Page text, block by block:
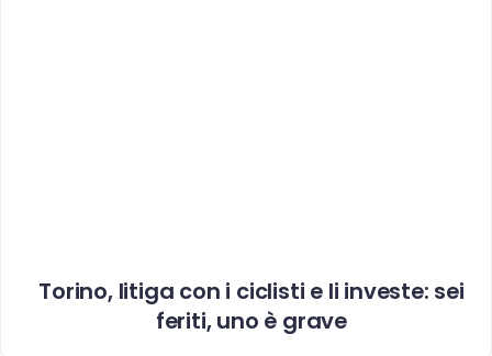
Torino, litiga con i ciclisti e li investe: sei
feriti, uno è grave